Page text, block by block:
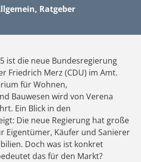
, Ratgeber
ist die neue Bundesregierung
Friedrich Merz (CDU) im Amt.
für Wohnen,
Bauwesen wird von Verena
Ein Blick in den
Die neue Regierung hat große
Eigentümer, Käufer und Sanierer
Doch was ist konkret
das für den Markt?